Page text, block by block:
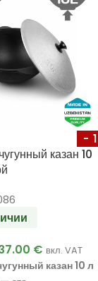
казан 10
€ вкл. VAT
казан 10 л
-